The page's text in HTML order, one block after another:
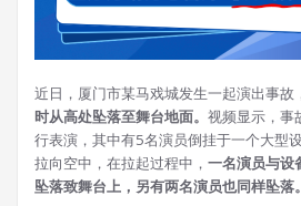
近日，厦门市某马戏城发生一起演出事故
时从高处坠落至舞台地面。 视频显示，事
行表演，其中有5名演员倒挂于一个大型
拉向空中，在拉起过程中， 一名演员与设
坠落致舞台上，另有两名演员也同样坠落。